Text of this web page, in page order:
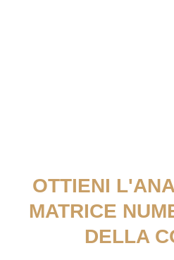
OTTIENI
MATRICE
DELLA